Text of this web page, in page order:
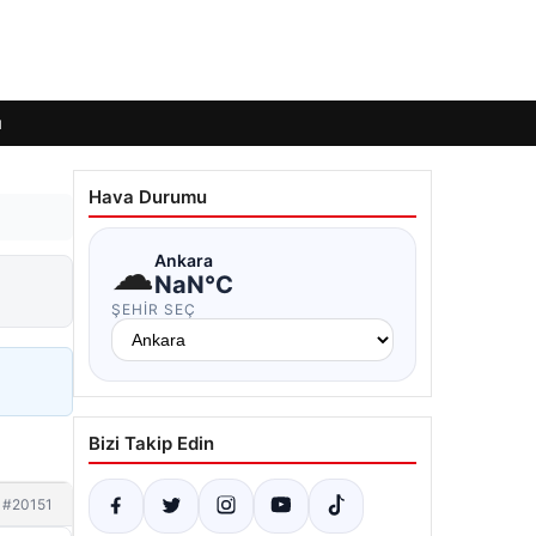
#20151
Hava Durumu
☁Ankara
NaN°C
ŞEHIR SEÇ
Bizi Takip Edin